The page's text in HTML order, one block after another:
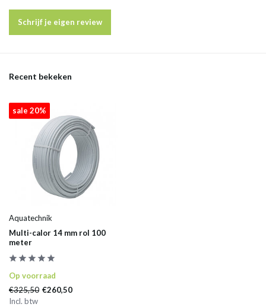
Schrijf je eigen review
Recent bekeken
sale 20%
Aquatechnik
Multi-calor 14 mm rol 100
meter
Op voorraad
€325,50 €260,50
Incl. btw